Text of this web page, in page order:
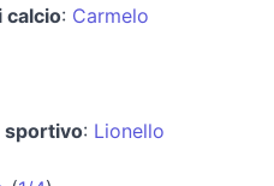
calcio: Carmelo
sportivo: Lionello